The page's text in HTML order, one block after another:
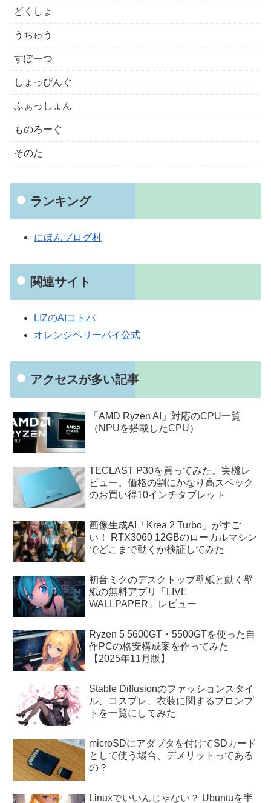
どくしょ
うちゅう
すぽーつ
しょっぴんぐ
ふぁっしょん
ものろーぐ
そのた
ランキング
にほんブログ村
関連サイト
LIZのAIコトバ
オレンジベリーパイ公式
アクセスが多い記事
「AMD Ryzen AI」対応のCPU一覧
（NPUを搭載したCPU）
TECLAST P30を買ってみた。実機レ
ビュー。価格の割にかなり高スペック
のお買い得10インチタブレット
画像生成AI「Krea 2 Turbo」がすご
い！ RTX3060 12GBのローカルマシン
でどこまで動くか検証してみた
初音ミクのデスクトップ壁紙と動く壁
紙の無料アプリ「LIVE
WALLPAPER」レビュー
Ryzen 5 5600GT・5500GTを使った自
作PCの格安構成案を作ってみた
【2025年11月版】
Stable Diffusionのファッションスタイ
ル、コスプレ、衣装に関するプロンプ
トを一覧にしてみた
microSDにアダプタを付けてSDカード
として使う場合、デメリットってある
の？
Linuxでいいんじゃない？ Ubuntuを半